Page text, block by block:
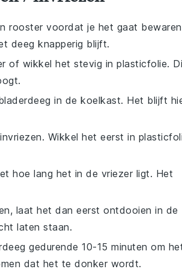
rooster voordat je het gaat bewaren
deeg knapperig blijft.
of wikkel het stevig in plasticfolie.
in de koelkast. Het blijft
invriezen. Wikkel het eerst in
hoe lang het in de vriezer ligt. Het
laat het dan eerst ontdooien in de
laten staan.
gedurende 10-15 minuten om
dat het te donker wordt.